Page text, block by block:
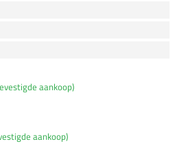
aankoop)
aankoop)